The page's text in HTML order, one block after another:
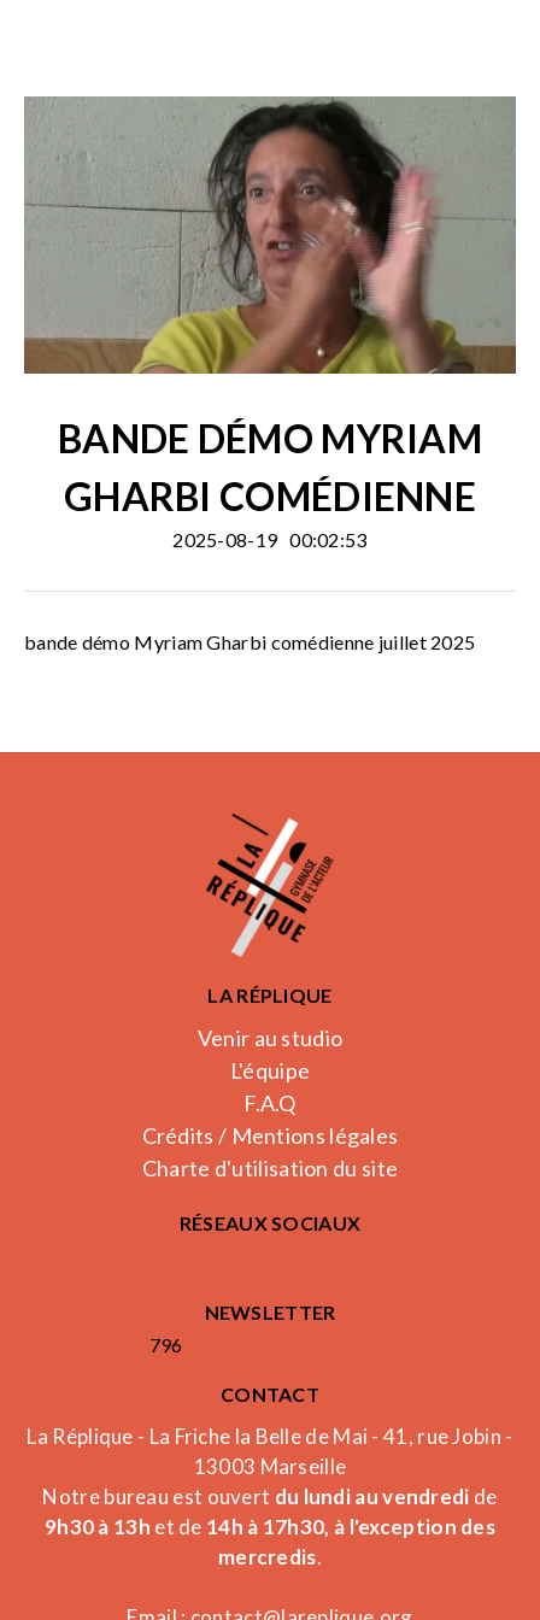
BANDE DÉMO MYRIAM
GHARBI COMÉDIENNE
2025-08-19 00:02:53
bande démo Myriam Gharbi comédienne juillet 2025
LA RÉPLIQUE
Venir au studio
L'équipe
F.A.Q
Crédits / Mentions légales
Charte d'utilisation du site
RÉSEAUX SOCIAUX
NEWSLETTER
796
CONTACT
La Réplique - La Friche la Belle de Mai - 41, rue Jobin -
13003 Marseille
Notre bureau est ouvert du lundi au vendredi de
9h30 à 13h et de 14h à 17h30, à l'exception des
mercredis.